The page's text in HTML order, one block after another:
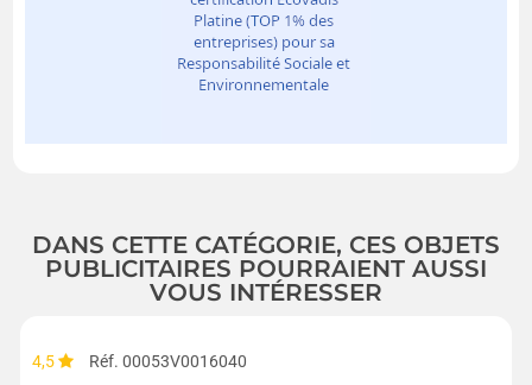
DANS CETTE CATÉGORIE, CES OBJETS
PUBLICITAIRES POURRAIENT AUSSI
VOUS INTÉRESSER
4,5 Réf. 00053V0016040